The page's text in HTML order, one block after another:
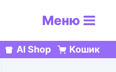
Меню
AI Shop Кошик